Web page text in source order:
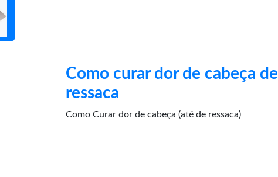
Como curar dor de cabeça de
ressaca
Como Curar dor de cabeça (até de ressaca)